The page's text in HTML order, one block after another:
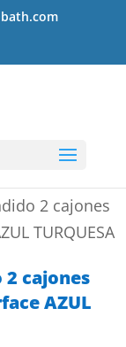
2 cajones
TURQUESA
cajones
AZUL